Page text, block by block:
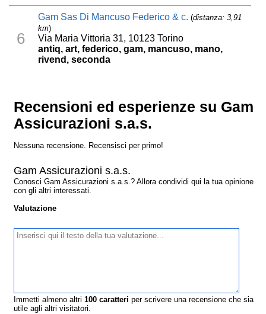
6
Gam Sas Di Mancuso Federico & c. (distanza: 3,91
km)
Via Maria Vittoria 31, 10123 Torino
antiq, art, federico, gam, mancuso, mano,
rivend, seconda
Recensioni ed esperienze su Gam
Assicurazioni s.a.s.
Nessuna recensione. Recensisci per primo!
Gam Assicurazioni s.a.s.
Conosci Gam Assicurazioni s.a.s.? Allora condividi qui la tua opinione
con gli altri interessati.
Valutazione
Immetti almeno altri100 caratteri per scrivere una recensione che sia
utile agli altri visitatori.